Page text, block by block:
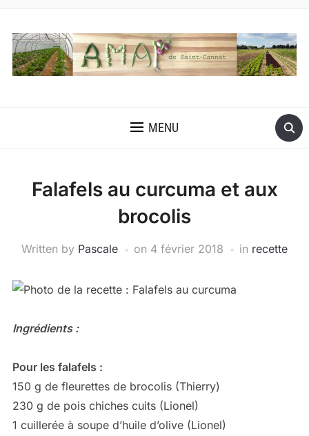
MENU
Falafels au curcuma et aux
brocolis
Written by Pascale on 4 février 2018 in recette
Ingrédients :
Pour les falafels :
150 g de fleurettes de brocolis (Thierry)
230 g de pois chiches cuits (Lionel)
1 cuillerée à soupe d’huile d’olive (Lionel)